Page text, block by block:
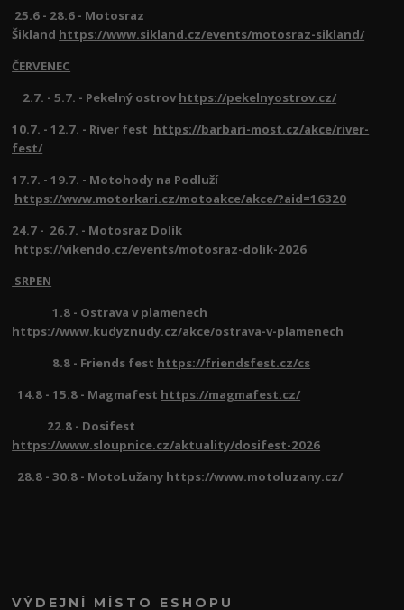
25.6 - 28.6 - Motosraz
Šikland https://www.sikland.cz/events/motosraz-sikland/
ČERVENEC
2.7. - 5.7. - Pekelný ostrov https://pekelnyostrov.cz/
10.7. - 12.7. - River fest https://barbari-most.cz/akce/river-
fest/
17.7. - 19.7. - Motohody na Podluží
https://www.motorkari.cz/motoakce/akce/?aid=16320
24.7 - 26.7. - Motosraz Dolík
https://vikendo.cz/events/motosraz-dolik-2026
SRPEN
1.8 - Ostrava v plamenech
https://www.kudyznudy.cz/akce/ostrava-v-plamenech
8.8 - Friends fest https://friendsfest.cz/cs
14.8 - 15.8 - Magmafest https://magmafest.cz/
22.8 - Dosifest
https://www.sloupnice.cz/aktuality/dosifest-2026
28.8 - 30.8 - MotoLužany https://www.motoluzany.cz/
VÝDEJNÍ MÍSTO ESHOPU